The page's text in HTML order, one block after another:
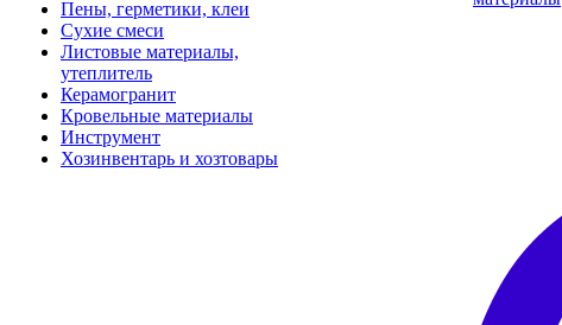
Пены, герметики, клеи
Сухие смеси
Листовые материалы,
утеплитель
Керамогранит
Кровельные материалы
Инструмент
Хозинвентарь и хозтовары